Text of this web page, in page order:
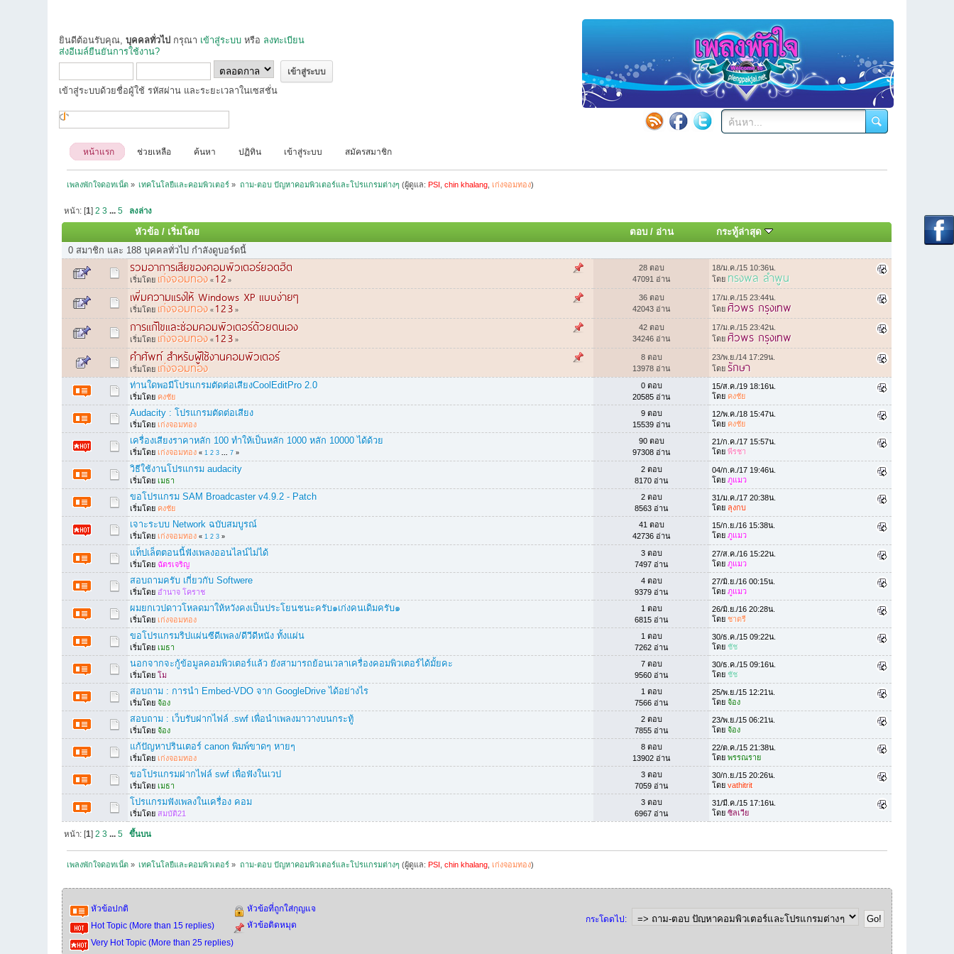
ยินดีต้อนรับคุณ,บุคคลทั่วไป กรุณา เข้าสู่ระบบ หรือ ลงทะเบียน
ส่งอีเมล์ยืนยันการใช้งาน?
เข้าสู่ระบบด้วยชื่อผู้ใช้ รหัสผ่าน และระยะเวลาในเซสชั่น
หน้าแรก ช่วยเหลือ ค้นหา ปฏิทิน เข้าสู่ระบบ สมัครสมาชิก
เพลงพักใจดอทเน็ต» เทคโนโลยีและคอมพิวเตอร์ » ถาม-ตอบ ปัญหาคอมพิวเตอร์และโปรแกรมต่างๆ (ผู้ดูแล: PSI chin khalang, เก่งจอมทอง)
หน้า: [1] 2 3 ... 5 ลงล่าง
หัวข้อ/ เริ่มโดย ตอบ/ อ่าน
กระทู้ล่าสุด
0 สมาชิก และ 188 บุคคลทั่วไป กำลังดูบอร์ดนี้
รวมอาการเสียของคอมพิวเตอร์ยอดฮิต
เริ่มโดย เก่งจอมทอง « 12 »
28 ตอบ
47091 อ่าน
18/ม.ค./15 10:36น.
โดย ทรงพล ลำพูน
เพิ่มความแรงให้ Windows XP แบบง่ายๆ
เริ่มโดย เก่งจอมทอง « 123 »
36 ตอบ
42043 อ่าน
17/ม.ค./15 23:44น.
โดยศิวพร กรุงเทพ
การแก้ไขและซ่อมคอมพิวเตอร์ด้วยตนเอง
เริ่มโดย เก่งจอมทอง « 123 »
42 ตอบ
34246 อ่าน
17/ม.ค./15 23:42น.
โดยศิวพร กรุงเทพ
คำศัพท์ สำหรับผู้ใช้งานคอมพิวเตอร์
เริ่มโดย เก่งจอมทอง
8 ตอบ
13978 อ่าน
23/พ.ย./14 17:29น.
โดยรักษา
ท่านใดพอมีโปรแกรมตัดต่อเสียงCoolEditPro 2.0
เริ่มโดย คงชัย
0 ตอบ
20585 อ่าน
15/ส.ค./19 18:16น.
โดย คงชัย
Audacity : โปรแกรมตัดต่อเสียง
เริ่มโดย เก่งจอมทอง
9 ตอบ
15539 อ่าน
12/พ.ค./18 15:47น.
โดย คงชัย
เครื่องเสียงราคาหลัก 100 ทำให้เป็นหลัก 1000 หลัก 10000 ได้ด้วย
เริ่มโดย เก่งจอมทอง «1 2 3 ...7 »
90 ตอบ
97308 อ่าน
21/ก.ค./17 15:57น.
โดยพีรชา
วิธีใช้งานโปรแกรม audacity
เริ่มโดยเมธา
2 ตอบ
8170 อ่าน
04/ก.ค./17 19:46น.
โดยภูแมว
ขอโปรแกรม SAM Broadcaster v4.9.2 - Patch
เริ่มโดย คงชัย
2 ตอบ
8563 อ่าน
31/ม.ค./17 20:38น.
โดย ลุงกบ
เจาะระบบ Network ฉบับสมบูรณ์
เริ่มโดย เก่งจอมทอง «1 2 3 »
41 ตอบ
42736 อ่าน
15/ก.ย./16 15:38น.
โดยภูแมว
แท็ปเล็ตตอนนี้ฟังเพลงออนไลน์ไม่ได้
เริ่มโดยฉัตรเจริญ
3 ตอบ
7497 อ่าน
27/ส.ค./16 15:22น.
โดยภูแมว
สอบถามครับ เกี่ยวกับ Softwere
เริ่มโดย อำนาจ โคราช
4 ตอบ
9379 อ่าน
27/มิ.ย./16 00:15น.
โดยภูแมว
ผมยกเวปดาวโหลดมาให้หวังคงเป็นประโยนชนะครับ๑เก่งคนเดิมครับ๑
เริ่มโดย เก่งจอมทอง
1 ตอบ
6815 อ่าน
26/มิ.ย./16 20:28น.
โดยชาตรี
ขอโปรแกรมริปแผ่นซีดีเพลง/ดีวีดีหนัง ทั้งแผ่น
เริ่มโดยเมธา
1 ตอบ
7262 อ่าน
30/ธ.ค./15 09:22น.
โดยชัช
นอกจากจะกู้ข้อมูลคอมพิวเตอร์แล้ว ยังสามารถย้อนเวลาเครื่องคอมพิวเตอร์ได้มั้ยคะ
เริ่มโดยโม
7 ตอบ
9560 อ่าน
30/ธ.ค./15 09:16น.
โดยชัช
สอบถาม : การนำ Embed-VDO จาก GoogleDrive ได้อย่างไร
เริ่มโดยจ้อง
1 ตอบ
7566 อ่าน
25/พ.ย./15 12:21น.
โดยจ้อง
สอบถาม : เว็บรับฝากไฟล์ .swf เพื่อนำเพลงมาวางบนกระทู้
เริ่มโดยจ้อง
2 ตอบ
7855 อ่าน
23/พ.ย./15 06:21น.
โดยจ้อง
แก้ปัญหาปรินเตอร์ canon พิมพ์ขาดๆ หายๆ
เริ่มโดย เก่งจอมทอง
8 ตอบ
13902 อ่าน
22/ต.ค./15 21:38น.
โดยพรรณราย
ขอโปรแกรมฝากไฟล์ swf เพื่อฟังในเวป
เริ่มโดยเมธา
3 ตอบ
7059 อ่าน
30/ก.ย./15 20:26น.
โดยvathitrit
โปรแกรมฟังเพลงในเครื่อง คอม
เริ่มโดยสมบัติ21
3 ตอบ
6967 อ่าน
31/มี.ค./15 17:16น.
โดยซิลเวีย
หน้า: [ 1 2 3 ... 5 ขึ้นบน
เพลงพักใจดอทเน็ต» เทคโนโลยีและคอมพิวเตอร์ » ถาม-ตอบ ปัญหาคอมพิวเตอร์และโปรแกรมต่างๆ (ผู้ดูแล: PSI chin khalang, เก่งจอมทอง)
กระโดดไป:
หัวข้อปกติ
Hot Topic (More than 15 replies)
Very Hot Topic (More than 25 replies)
หัวข้อที่ถูกใส่กุญแจ
หัวข้อติดหมุด